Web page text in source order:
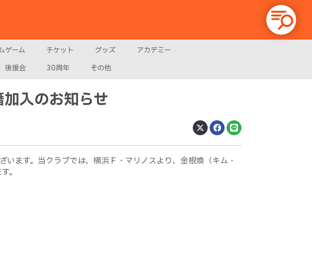
ゲーム チケット グッズ
アカデミー
後援会 30周年 その他
入のお知らせ
ます。当クラブでは、横浜Ｆ・マリノスより、金根煥（キム・
。